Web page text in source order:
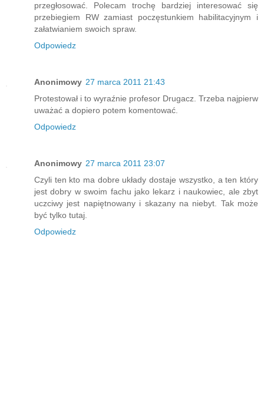
przegłosować. Polecam trochę bardziej interesować się
przebiegiem RW zamiast poczęstunkiem habilitacyjnym i
załatwianiem swoich spraw.
Odpowiedz
Anonimowy 27 marca 2011 21:43
Protestował i to wyraźnie profesor Drugacz. Trzeba najpierw
uważać a dopiero potem komentować.
Odpowiedz
Anonimowy 27 marca 2011 23:07
Czyli ten kto ma dobre układy dostaje wszystko, a ten który
jest dobry w swoim fachu jako lekarz i naukowiec, ale zbyt
uczciwy jest napiętnowany i skazany na niebyt. Tak może
być tylko tutaj.
Odpowiedz